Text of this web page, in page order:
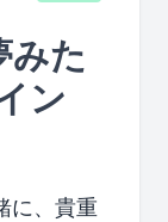
みた
ン
に、貴重